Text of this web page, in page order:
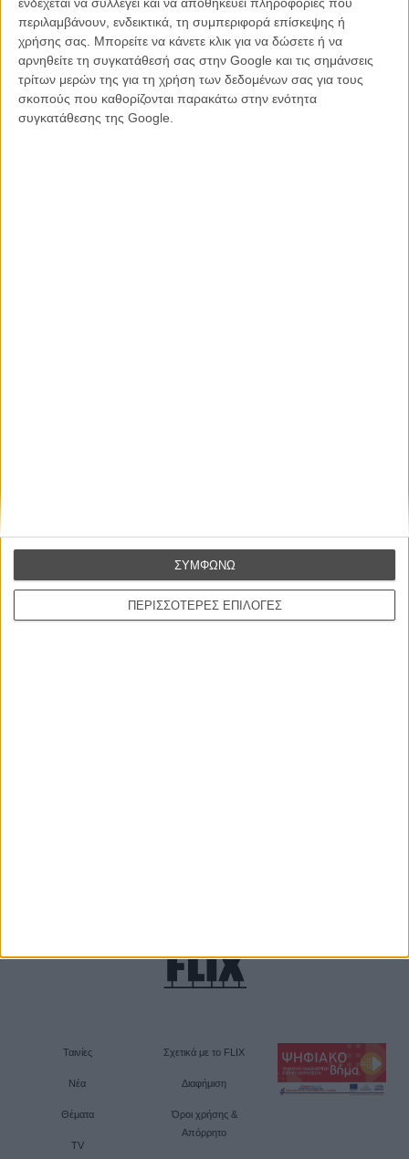
περιλαμβάνουν, ενδεικτικά, τη συμπεριφορά επίσκεψης ή
χρήσης σας. Μπορείτε να κάνετε κλικ για να δώσετε ή να
αρνηθείτε τη συγκατάθεσή σας στην Google και τις σημάνσεις
τρίτων μερών της για τη χρήση των δεδομένων σας για τους
σκοπούς που καθορίζονται παρακάτω στην ενότητα
συγκατάθεσης της Google.
ΠΕΡΙΣΣΟΤΕΡΕΣ ΕΠΙΛΟΓΕΣ
ΣΥΜΦΩΝΩ
Ο Τζορτζ Κλούνεϊ θυσιάζεται στο όνομα της Τέχνης!
ΝΕΑ / 09 ΙΑΝ 2012
Η ασπρόμαυρη Νεμπράσκα του Αλεξάντερ Πέιν
ΝΕΑ /17 ΦΕΒ 2012/ Μανώλης Κρανάκης
CONNECT
Εγγράψου στο εβδομαδιαίο newsletter μας.
Ταινίες
Νέα
Θέματα
TV
Σχετικά με το FLIX
Διαφήμιση
Όροι χρήσης &
Απόρρητο